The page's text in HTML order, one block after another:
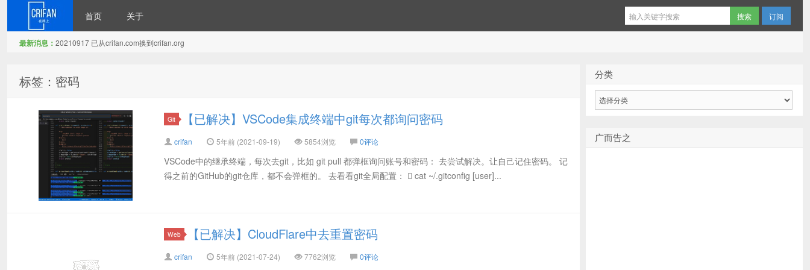
首页 关于 订阅
最新消息： 20210917 已从crifan.com换到crifan.org
标签：密码
Git 【已解决】VSCode集成终端中git每次都询问密码
crifan 5年前 (2021-09-19) 5854浏览 0评论
VSCode中的继承终端，每次去git，比如 git pull 都弹框询问账号和密码： 去尝试解决。让自己记住密码。 记
得之前的GitHub的git仓库，都不会弹框的。 去看看git全局配置：  cat ~/.gitconfig [user]...
Web 【已解决】CloudFlare中去重置密码
crifan 5年前 (2021-07-24) 7762浏览 0评论
分类
广而告之